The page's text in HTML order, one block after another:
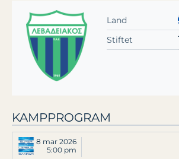
Land
Stiftet
KAMPPROGRAM
8 mar 2026
5:00 pm